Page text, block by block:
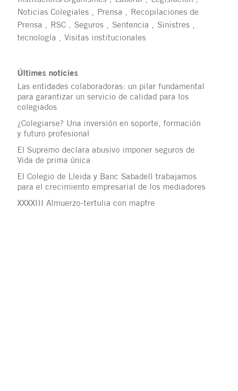
Noticias Colegiales
Prensa
Recopilaciones de
Prensa
RSC Seguros Sentencia
Sinistres
tecnología
Visitas institucionales
Últimes notícies
Las entidades colaboradoras: un pilar fundamental
para garantizar un servicio de calidad para los
colegiados
¿Colegiarse? Una inversión en soporte, formación
y futuro profesional
El Supremo declara abusivo imponer seguros de
Vida de prima única
El Colegio de Lleida y Banc Sabadell trabajamos
para el crecimiento empresarial de los mediadores
XXXXIII Almuerzo-tertulia con mapfre